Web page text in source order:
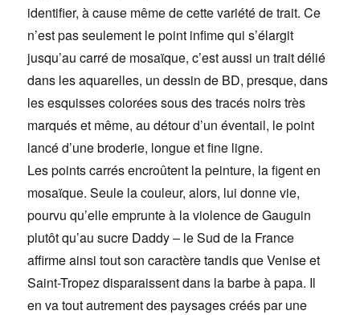
identifier, à cause même de cette variété de trait. Ce
n’est pas seulement le point infime qui s’élargit
jusqu’au carré de mosaïque, c’est aussi un trait délié
dans les aquarelles, un dessin de BD, presque, dans
les esquisses colorées sous des tracés noirs très
marqués et même, au détour d’un éventail, le point
lancé d’une broderie, longue et fine ligne.
Les points carrés encroûtent la peinture, la figent en
mosaïque. Seule la couleur, alors, lui donne vie,
pourvu qu’elle emprunte à la violence de Gauguin
plutôt qu’au sucre Daddy – le Sud de la France
affirme ainsi tout son caractère tandis que Venise et
Saint-Tropez disparaissent dans la barbe à papa. Il
en va tout autrement des paysages créés par une